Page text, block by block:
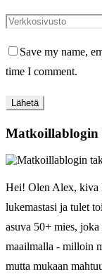
Save my name,
time I comment.
Matkoillablogin
Hei! Olen Alex, kiva
lukemastasi ja tulet
asuva 50+ mies,
maailmalla - milloin
mutta mukaan